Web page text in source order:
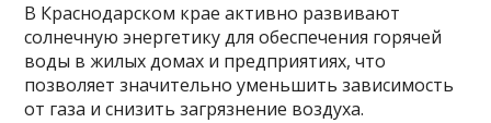
В Краснодарском крае активно развивают
солнечную энергетику для обеспечения горячей
воды в жилых домах и предприятиях, что
позволяет значительно уменьшить зависимость
от газа и снизить загрязнение воздуха.